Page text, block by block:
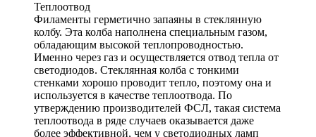
Теплоотвод
Филаменты герметично запаяны в стеклянную
колбу. Эта колба наполнена специальным газом,
обладающим высокой теплопроводностью.
Именно через газ и осуществляется отвод тепла от
светодиодов. Стеклянная колба с тонкими
стенками хорошо проводит тепло, поэтому она и
используется в качестве теплоотвода. По
утверждению производителей ФСЛ, такая система
теплоотвода в ряде случаев оказывается даже
более эффективной, чем у светодиодных ламп